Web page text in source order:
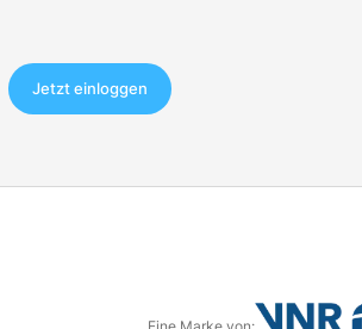
Jetzt einloggen
Eine Marke von: